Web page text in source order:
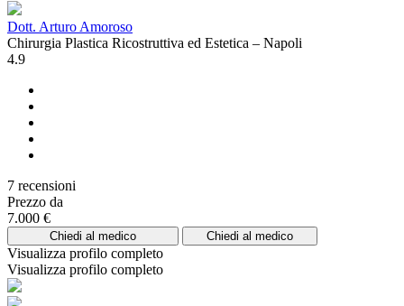
Dott. Arturo Amoroso
Chirurgia Plastica Ricostruttiva ed Estetica – Napoli
4.9
7 recensioni
Prezzo da
7.000 €
Chiedi al medico Chiedi al medico
Visualizza profilo completo
Visualizza profilo completo